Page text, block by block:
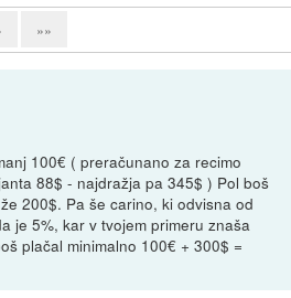
»»
100€ ( preračunano za recimo
88$ - najdražja pa 345$ ) Pol boš
200$. Pa še carino, ki odvisna od
je 5%, kar v tvojem primeru znaša
plačal minimalno 100€ + 300$ =